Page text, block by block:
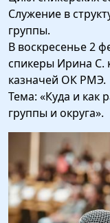
Служение в
группы.
В воскресенье 2
спикеры Ирина С.
казначей ОК РМЭ.
Тема: «Куда и как
группы и округа».